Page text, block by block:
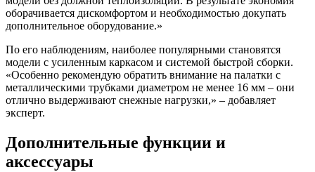
оборачивается дискомфортом и необходимостью докупать
дополнительное оборудование.»
По его наблюдениям, наиболее популярными становятся
модели с усиленным каркасом и системой быстрой сборки.
«Особенно рекомендую обратить внимание на палатки с
металлическими трубками диаметром не менее 16 мм – они
отлично выдерживают снежные нагрузки,» – добавляет
эксперт.
Дополнительные функции и
аксессуары